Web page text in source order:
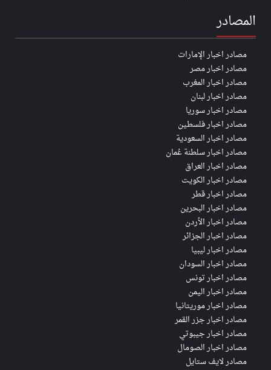
المصادر
مصادر اخبار الإمارات
مصادر اخبار مصر
مصادر اخبار المغرب
مصادر اخبار لبنان
مصادر اخبار سوريا
مصادر اخبار فلسطين
مصادر اخبار السعودية
مصادر اخبار سلطنة عُمان
مصادر اخبار العراق
مصادر اخبار الكويت
مصادر اخبار قطر
مصادر اخبار البحرين
مصادر اخبار الأردن
مصادر اخبار الجزائر
مصادر اخبار ليبيا
مصادر اخبار السودان
مصادر اخبار تونس
مصادر اخبار اليمن
مصادر اخبار موريتانيا
مصادر اخبار جزر القمر
مصادر اخبار جيبوتي
مصادر اخبار الصومال
مصادر لايف ستايل